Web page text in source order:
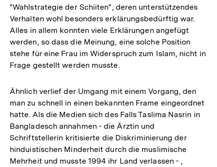
"Wahlstrategie der Schiiten", deren unterstützendes
Verhalten wohl besonders erklärungsbedürftig war.
Alles in allem konnten viele Erklärungen angefügt
werden, so dass die Meinung, eine solche Position
stehe für eine Frau im Widerspruch zum Islam, nicht in
Frage gestellt werden musste.
Ähnlich verlief der Umgang mit einem Vorgang, den
man zu schnell in einen bekannten Frame eingeordnet
hatte. Als die Medien sich des Falls Taslima Nasrin in
Bangladesch annahmen - die Ärztin und
Schriftstellerin kritisierte die Diskriminierung der
hinduistischen Minderheit durch die muslimische
Mehrheit und musste 1994 ihr Land verlassen - ,